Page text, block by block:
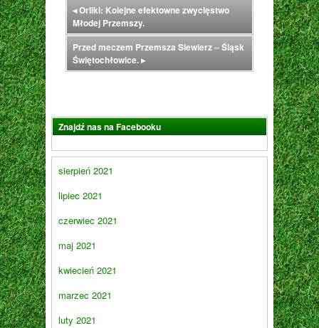
◂Orliki: Kolejne efektowne zwycięstwo
Młodej Przemszy.
Przed meczem Przemsza Siewierz – Śląsk
Świętochłowice.▸
Znajdź nas na Facebooku
sierpień 2021
lipiec 2021
czerwiec 2021
maj 2021
kwiecień 2021
marzec 2021
luty 2021